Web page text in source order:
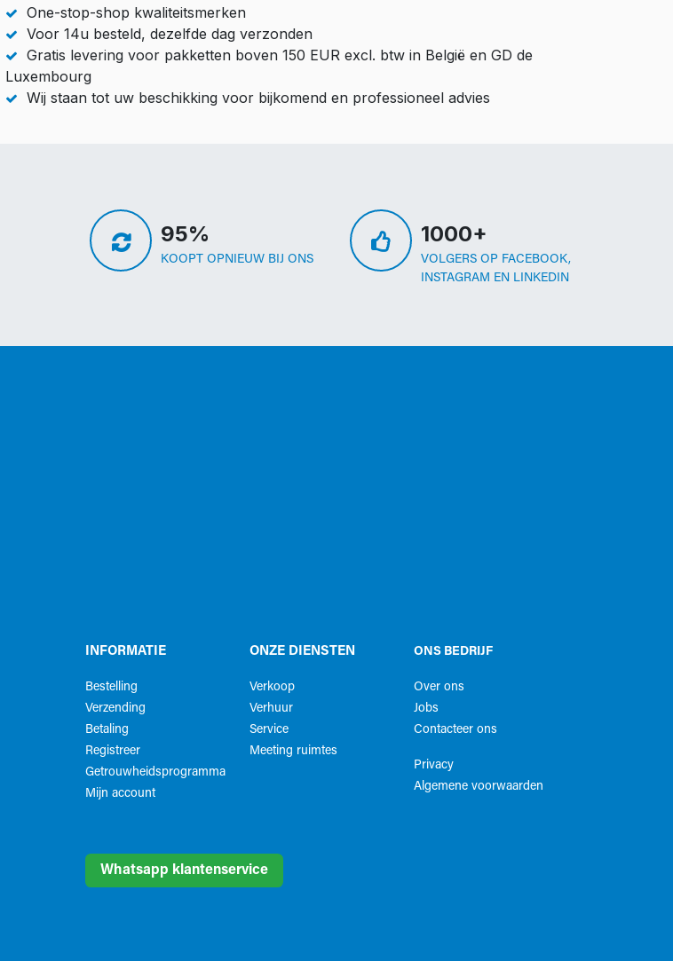
One-stop-shop kwaliteitsmerken
Voor 14u besteld, dezelfde dag verzonden
Gratis levering voor pakketten boven 150 EUR excl. btw in België en GD de
Luxembourg
Wij staan tot uw beschikking voor bijkomend en professioneel advies
95%
KOOPT OPNIEUW BIJ ONS
1000+
VOLGERS OP FACEBOOK,
INSTAGRAM EN LINKEDIN
INFORMATIE
Bestelling
Verzending
Betaling
Registreer
Getrouwheidsprogramma
Mijn account
ONZE DIENSTEN
Verkoop
Verhuur
Service
Meeting ruimtes
ONS BEDRIJF
Over ons
Jobs
Contacteer ons
Privacy
Algemene voorwaarden​
Whatsapp klantenservice